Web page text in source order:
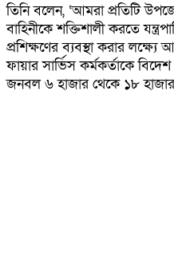
তিনি বলেন, ‘আমরা প্রতিটি
বাহিনীকে শক্তিশালী করতে
প্রশিক্ষণের ব্যবস্থা করার
ফায়ার সার্ভিস কর্মকর্তাকে
জনবল ৬ হাজার থেকে ১৮